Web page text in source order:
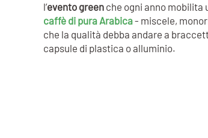
l’evento green che ogni anno mobilita
caffè di pura Arabica- miscele,
che la qualità debba andare a
capsule di plastica o alluminio.